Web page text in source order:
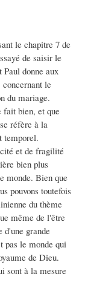
le chapitre 7 de
de saisir le
Paul donne aux
concernant le
du mariage.
bien, et que
réfère à la
temporel.
et de fragilité
bien plus
monde. Bien que
pouvons toutefois
du thème
même de l'être
d'une grande
pas le monde qui
de Dieu.
sont à la mesure